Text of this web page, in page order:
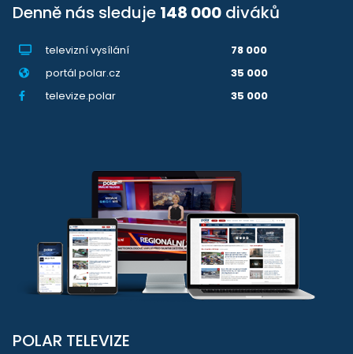
Denně nás sleduje 148 000 diváků
televizní vysílání
78 000
portál polar.cz
35 000
televize.polar
35 000
POLAR TELEVIZE